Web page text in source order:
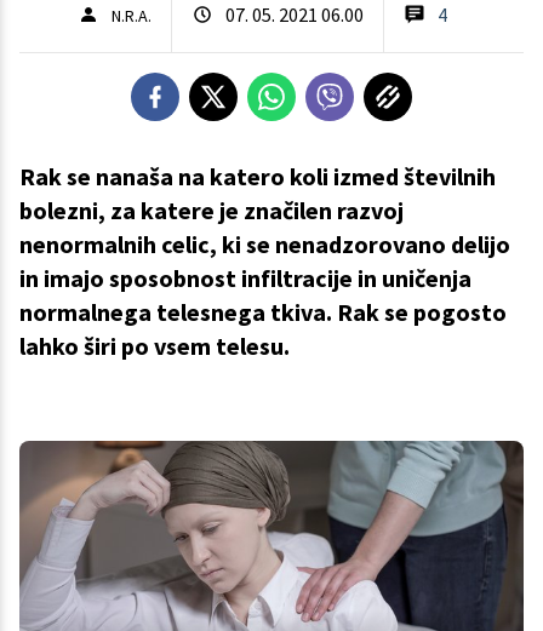
N.R.A. 07. 05. 2021 06.00 4
Rak se nanaša na katero koli izmed številnih
bolezni, za katere je značilen razvoj
nenormalnih celic, ki se nenadzorovano delijo
in imajo sposobnost infiltracije in uničenja
normalnega telesnega tkiva. Rak se pogosto
lahko širi po vsem telesu.